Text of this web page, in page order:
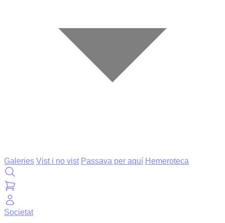
Galeries Vist i no vist Passava per aquí Hemeroteca
Societat